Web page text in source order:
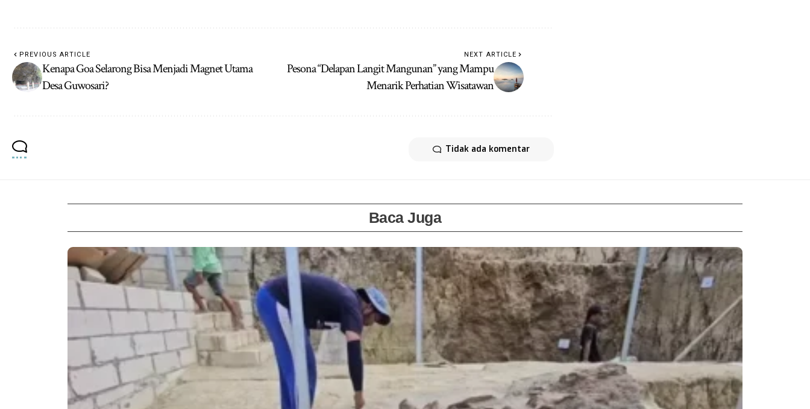
PREVIOUS ARTICLE
Kenapa Goa Selarong Bisa Menjadi Magnet Utama
Desa Guwosari?
NEXT ARTICLE
Pesona “Delapan Langit Mangunan” yang Mampu
Menarik Perhatian Wisatawan
Tidak ada komentar
Baca Juga